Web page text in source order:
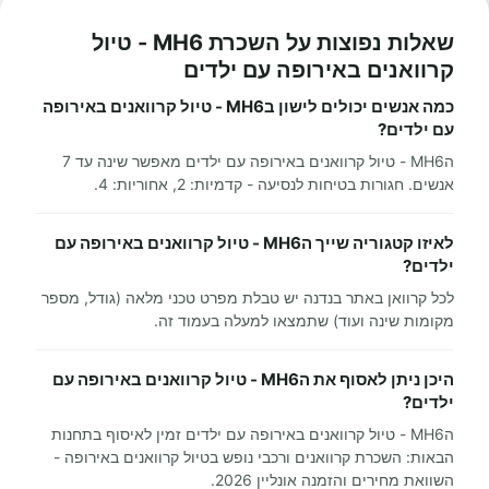
שאלות נפוצות על השכרת MH6 - טיול
קרוואנים באירופה עם ילדים
כמה אנשים יכולים לישון בMH6 - טיול קרוואנים באירופה
עם ילדים?
הMH6 - טיול קרוואנים באירופה עם ילדים מאפשר שינה עד 7
אנשים. חגורות בטיחות לנסיעה - קדמיות: 2, אחוריות: 4.
לאיזו קטגוריה שייך הMH6 - טיול קרוואנים באירופה עם
ילדים?
לכל קרוואן באתר בנדנה יש טבלת מפרט טכני מלאה (גודל, מספר
מקומות שינה ועוד) שתמצאו למעלה בעמוד זה.
היכן ניתן לאסוף את הMH6 - טיול קרוואנים באירופה עם
ילדים?
הMH6 - טיול קרוואנים באירופה עם ילדים זמין לאיסוף בתחנות
הבאות: השכרת קרוואנים ורכבי נופש בטיול קרוואנים באירופה -
השוואת מחירים והזמנה אונליין 2026.